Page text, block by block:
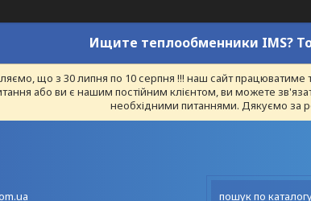
Ищите теплообменники IMS?
що з 30 липня по 10 серпня !!! наш сайт
або ви є нашим постійним клієнтом, ви можете
необхідними питаннями. Дякуємо за